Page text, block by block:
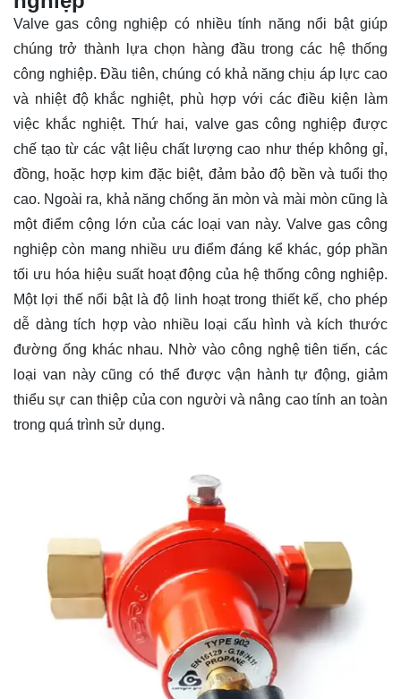
Valve gas công nghiệp có nhiều tính năng nổi bật giúp
chúng trở thành lựa chọn hàng đầu trong các hệ thống
công nghiệp. Đầu tiên, chúng có khả năng chịu áp lực cao
và nhiệt độ khắc nghiệt, phù hợp với các điều kiện làm
việc khắc nghiệt. Thứ hai, valve gas công nghiệp được
chế tạo từ các vật liệu chất lượng cao như thép không gỉ,
đồng, hoặc hợp kim đặc biệt, đảm bảo độ bền và tuổi thọ
cao. Ngoài ra, khả năng chống ăn mòn và mài mòn cũng là
một điểm cộng lớn của các loại van này. Valve gas công
nghiệp còn mang nhiều ưu điểm đáng kể khác, góp phần
tối ưu hóa hiệu suất hoạt động của hệ thống công nghiệp.
Một lợi thế nổi bật là độ linh hoạt trong thiết kế, cho phép
dễ dàng tích hợp vào nhiều loại cấu hình và kích thước
đường ống khác nhau. Nhờ vào công nghệ tiên tiến, các
loại van này cũng có thể được vận hành tự động, giảm
thiểu sự can thiệp của con người và nâng cao tính an toàn
trong quá trình sử dụng.